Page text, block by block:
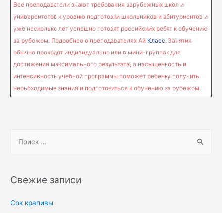
Все преподаватели знают требования зарубежных школ и
университетов к уровню подготовки школьников и абитуриентов и
уже несколько лет успешно готовят российских ребят к обучению
за рубежом. Подробнее о преподавателях Ай Класс. Занятия
обычно проходят индивидуально или в мини-группах для
достижения максимального результата, а насыщенность и
интенсивность учебной программы поможет ребенку получить
неоьбходимые знания и подготовиться к обучению за рубежом.
Свежие записи
Сок крапивы